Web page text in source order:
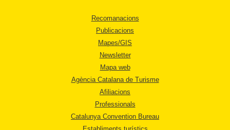
Recomanacions
Publicacions
Mapes/GIS
Newsletter
Mapa web
Agència Catalana de Turisme
Afiliacions
Professionals
Catalunya Convention Bureau